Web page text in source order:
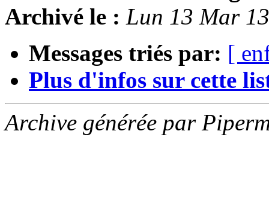
Archivé le : Lun 13 Mar
Messages triés par: [
Plus d'infos sur cette
Archive générée par